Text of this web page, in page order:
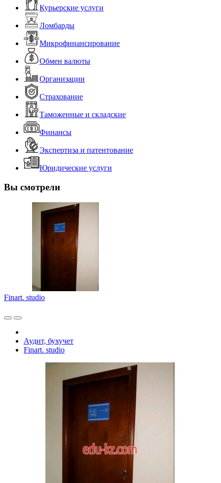
Курьерские услуги
Ломбарды
Микрофинансирование
Обмен валюты
Организации
Страхование
Таможенные и складские
Финансы
Экспертиза и патентование
Юридические услуги
Вы смотрели
Finart. studio
Аудит, бухучет
Finart. studio